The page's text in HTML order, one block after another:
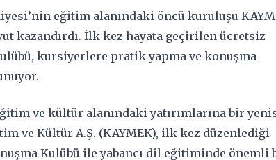
eğitim alanındaki öncü kuruluşu
kazandırdı. İlk kez hayata geçirilen ücretsiz
kursiyerlere pratik yapma ve konuşma
ve kültür alanındaki yatırımlarına bir
ve Kültür A.Ş. (KAYMEK), ilk kez düzenlediği
Kulübü ile yabancı dil eğitiminde önemli